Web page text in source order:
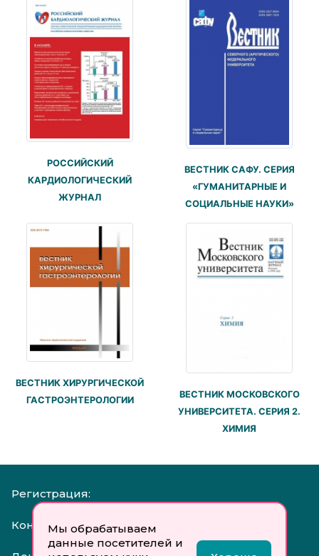
Мы обрабатываем
данные посетителей и
РОССИЙСКИЙ
КАРДИОЛОГИЧЕСКИЙ
ЖУРНАЛ
ВЕСТНИК САФУ. СЕРИЯ
«ГУМАНИТАРНЫЕ И
СОЦИАЛЬНЫЕ НАУКИ»
ВЕСТНИК ХИРУРГИЧЕСКОЙ
ГАСТРОЭНТЕРОЛОГИИ
ВЕСТНИК МОСКОВСКОГО
УНИВЕРСИТЕТА. СЕРИЯ 2.
ХИМИЯ
Регистрация:
Контакты: